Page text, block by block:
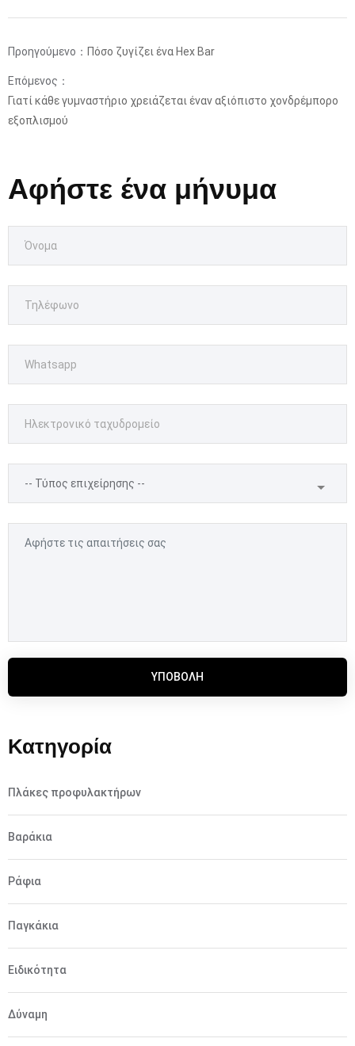
Προηγούμενο： Πόσο ζυγίζει ένα Hex Bar
Επόμενος：
Γιατί κάθε γυμναστήριο χρειάζεται έναν αξιόπιστο χονδρέμπορο
εξοπλισμού
Αφήστε ένα μήνυμα
ΥΠΟΒΟΛΉ
Κατηγορία
Πλάκες προφυλακτήρων
Βαράκια
Ράφια
Παγκάκια
Ειδικότητα
Δύναμη